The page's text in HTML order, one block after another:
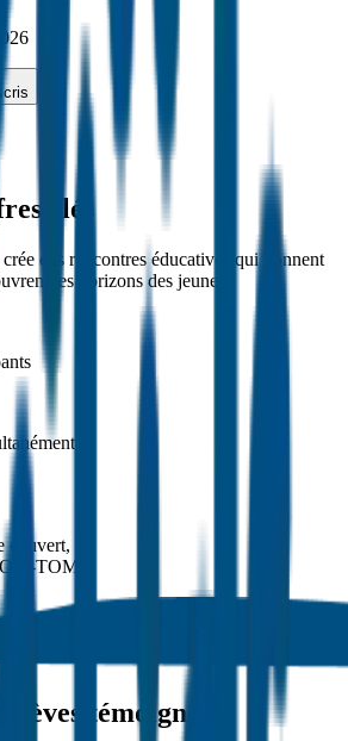
clés
des rencontres éducatives qui donnent
les horizons des jeunes.
couvert,
TOM
témoignent